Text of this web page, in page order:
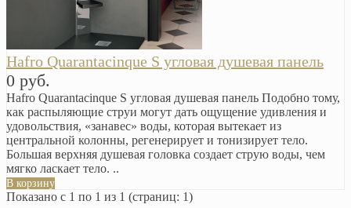
Hafro Quarantacinque S угловая душевая панель
0 руб.
Hafro Quarantacinque S угловая душевая панель Подобно тому,
как распыляющие струи могут дать ощущение удивления и
удовольствия, «занавес» воды, которая вытекает из
центральной колонны, регенерирует и тонизирует тело.
Большая верхняя душевая головка создает струю воды, чем
мягко ласкает тело. ..
В корзину
Показано с 1 по 1 из 1 (страниц: 1)